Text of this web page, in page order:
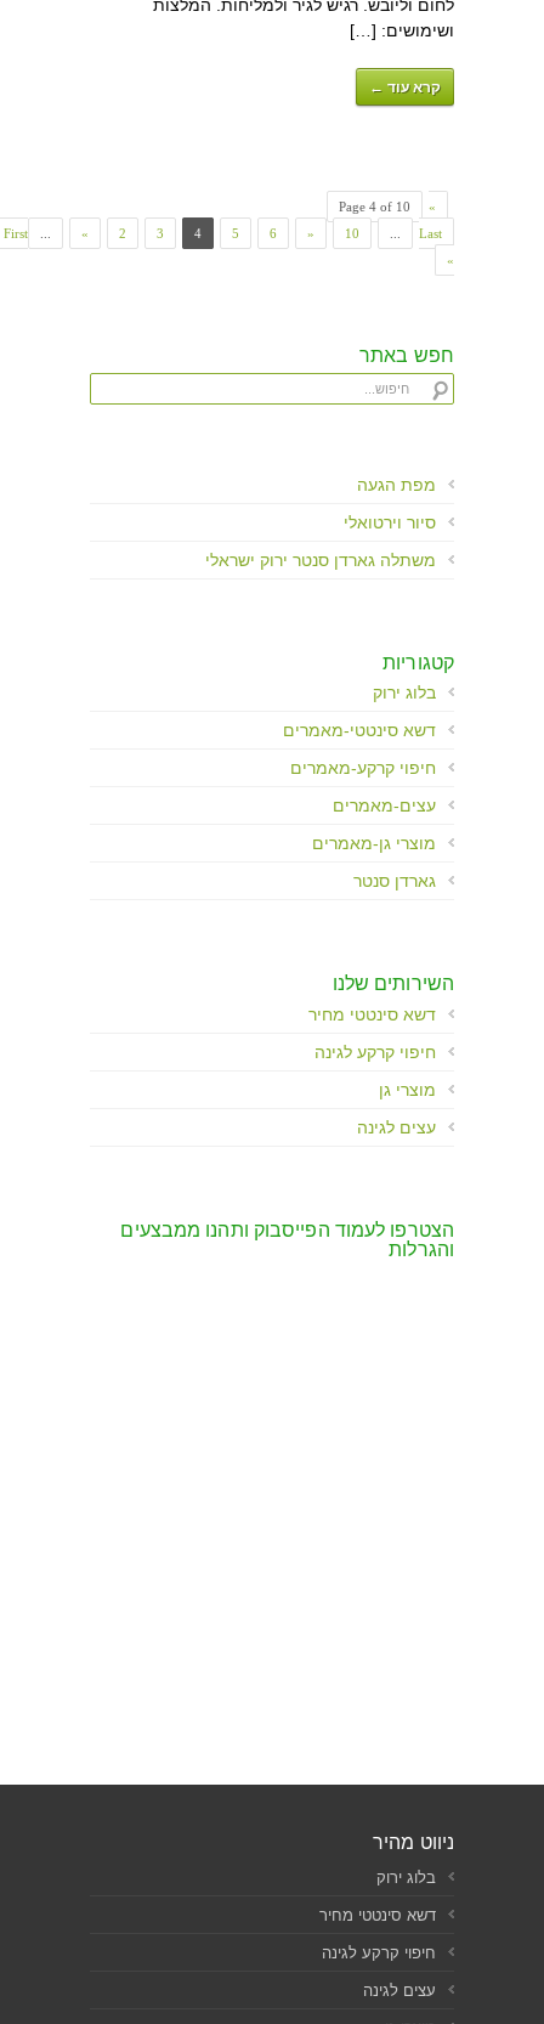
לחום וליובש. רגיש לגיר ולמליחות. המלצות
ושימושים: […]
קרא עוד ←
Page 4 of 10
«
First
« 2 3 4 5 6 » 10
Last
»
חפש באתר
מפת הגעה
סיור וירטואלי
משתלה גארדן סנטר ירוק ישראלי
קטגוריות
בלוג ירוק
דשא סינטטי-מאמרים
חיפוי קרקע-מאמרים
עצים-מאמרים
מוצרי גן-מאמרים
גארדן סנטר
השירותים שלנו
דשא סינטטי מחיר
חיפוי קרקע לגינה
מוצרי גן
עצים לגינה
הצטרפו לעמוד הפייסבוק ותהנו ממבצעים
והגרלות
ניווט מהיר
בלוג ירוק
דשא סינטטי מחיר
חיפוי קרקע לגינה
עצים לגינה